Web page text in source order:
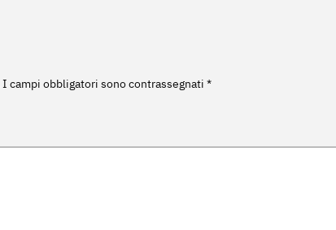
I campi obbligatori sono contrassegnati *